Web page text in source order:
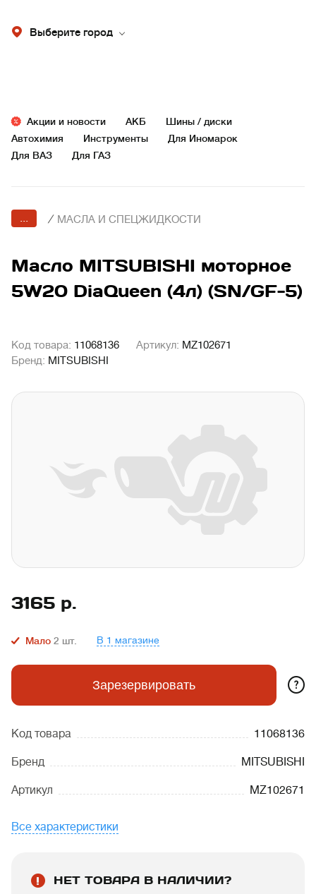
Выберите город
Акции и новости АКБ
Шины / диски
Автохимия
Инструменты
Для Иномарок
Для ВАЗ
Для ГАЗ
... / МАСЛА И СПЕЦЖИДКОСТИ
Масло MITSUBISHI моторное
5W20 DiaQueen (4л) (SN/GF-5)
Код товара: 11068136 Артикул: MZ102671
Бренд: MITSUBISHI
3165 р.
Мало 2 шт. В 1 магазине
Зарезервировать ?
Код товара 11068136
Бренд MITSUBISHI
Артикул MZ102671
Все характеристики
НЕТ ТОВАРА В НАЛИЧИИ?